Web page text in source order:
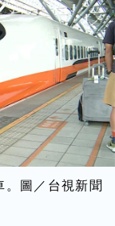
圖／台視新聞